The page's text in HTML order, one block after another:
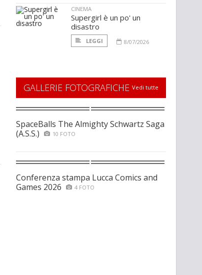
CINEMA
Supergirl è un po' un
disastro
LEGGI 8/07/2026
GALLERIE FOTOGRAFICHE Vedi tutte
SpaceBalls The Almighty Schwartz Saga
(A.S.S.)
10 FOTO
Conferenza stampa Lucca Comics and
Games 2026
4 FOTO